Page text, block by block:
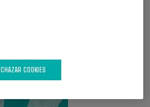
COOKIES